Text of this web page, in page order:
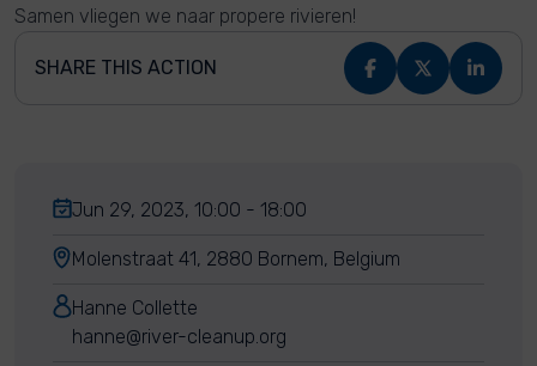
Samen vliegen we naar propere rivieren!
SHARE THIS ACTION
Jun 29, 2023, 10:00 - 18:00
Molenstraat 41, 2880 Bornem, Belgium
Hanne Collette
hanne@river-cleanup.org